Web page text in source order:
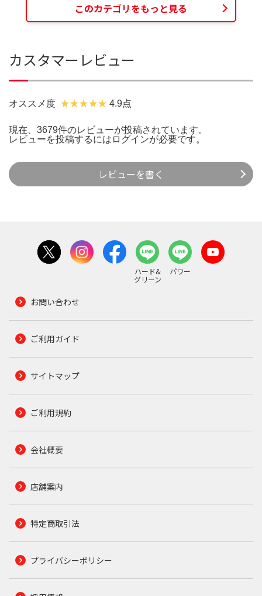
このカテゴリをもっと見る
カスタマーレビュー
オススメ度 4.9点
現在、3679件のレビューが投稿されています。
レビューを投稿するには ログインが必要です。
レビューを書く
ハード&
グリーン
パワー
お問い合わせ
ご利用ガイド
サイトマップ
ご利用規約
会社概要
店舗案内
特定商取引法
プライバシーポリシー